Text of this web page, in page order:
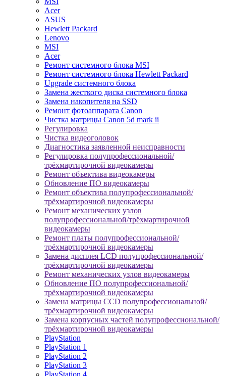
Acer
ASUS
Hewlett Packard
Lenovo
MSI
Acer
Ремонт системного блока MSI
Ремонт системного блока Hewlett Packard
Upgrade системного блока
Замена жесткого диска системного блока
Замена накопителя на SSD
Ремонт фотоаппарата Canon
Чистка матрицы Canon 5d mark ii
Регулировка
Чистка видеоголовок
Диагностика заявленной неисправности
Регулировка полупрофессиональной/
трёхмартирочной видеокамеры
Ремонт объектива видеокамеры
Обновление ПО видеокамеры
Ремонт объектива полупрофессиональной/
трёхмартирочной видеокамеры
Ремонт механических узлов
полупрофессиональной/трёхмартирочной
видеокамеры
Ремонт платы полупрофессиональной/
трёхмартирочной видеокамеры
Замена дисплея LCD полупрофессиональной/
трёхмартирочной видеокамеры
Ремонт механических узлов видеокамеры
Обновление ПО полупрофессиональной/
трёхмартирочной видеокамеры
Замена матрицы CCD полупрофессиональной/
трёхмартирочной видеокамеры
Замена корпусных частей полупрофессиональной/
трёхмартирочной видеокамеры
PlayStation
PlayStation 1
PlayStation 2
PlayStation 3
PlayStation 4